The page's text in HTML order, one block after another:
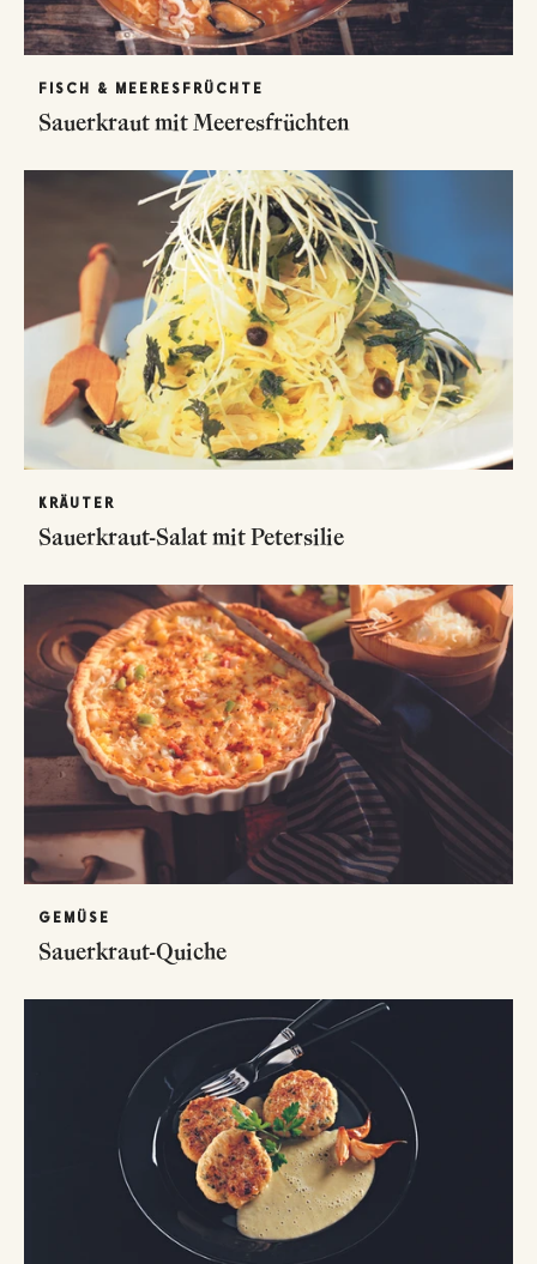
FISCH & MEERESFRÜCHTE
Sauerkraut mit Meeresfrüchten
KRÄUTER
Sauerkraut-Salat mit Petersilie
GEMÜSE
Sauerkraut-Quiche